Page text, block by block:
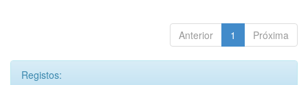
Anterior 1 Próxima
Registos: